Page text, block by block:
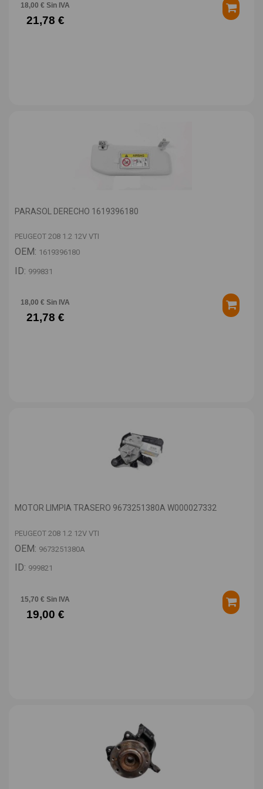
18,00 € Sin IVA
21,78 €
PARASOL DERECHO 1619396180
PEUGEOT 208 1.2 12V VTI
OEM: 1619396180
ID: 999831
18,00 € Sin IVA
21,78 €
MOTOR LIMPIA TRASERO 9673251380A W000027332
PEUGEOT 208 1.2 12V VTI
OEM: 9673251380A
ID: 999821
15,70 € Sin IVA
19,00 €